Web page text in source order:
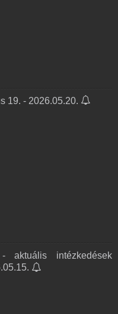
19. - 2026.05.20.
aktuális intézkedések